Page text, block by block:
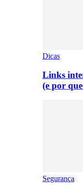
Dicas
Links
(e por
Segurança